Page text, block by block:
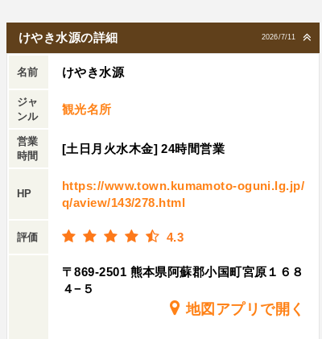
2026/7/11
けやき水源の詳細
名前 けやき水源
ジャ
ンル
観光名所
営業
時間
[土日月火水木金] 24時間営業
HP
https://www.town.kumamoto-oguni.lg.jp/
q/aview/143/278.html
評価 4.3
〒869-2501 熊本県阿蘇郡小国町宮原１６８
４−５
地図アプリで開く